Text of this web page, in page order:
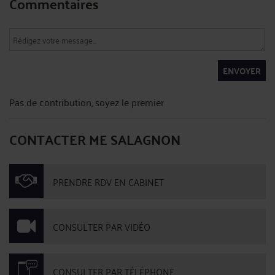
ENVOYER
Pas de contribution, soyez le premier
CONTACTER ME SALAGNON
PRENDRE RDV EN CABINET
CONSULTER PAR VIDÉO
CONSULTER PAR TÉLÉPHONE